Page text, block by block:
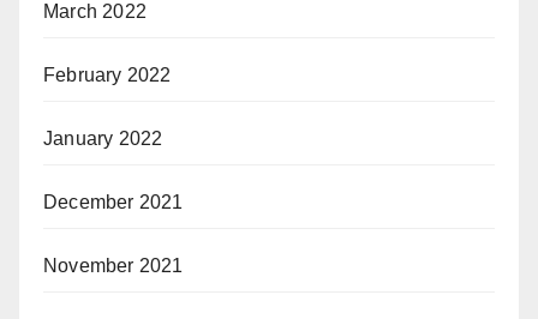
March 2022
February 2022
January 2022
December 2021
November 2021